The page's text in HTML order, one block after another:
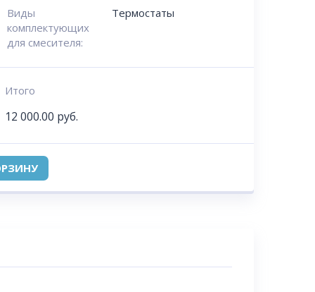
Виды
комплектующих
для смесителя:
Термостаты
Итого
12 000.00 руб.